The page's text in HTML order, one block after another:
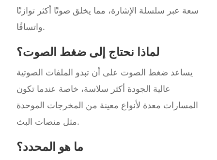
سعة عبر سلسلة الإشارة، مما يخلق صوتًا أكثر توازنًا
واتساقًا.
لماذا نحتاج إلى ضغط الصوت؟
يساعد ضغط الصوت على أن تبدو الملفات الصوتية
عالية الجودة أكثر سلاسة، خاصة عندما تكون
المسارات معدة لأنواع معينة من المخرجات الموحدة
مثل منصات البث.
ما هو المحدد؟